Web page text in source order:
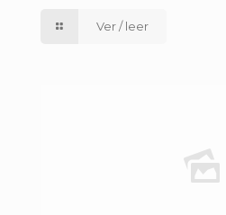
Ver / leer